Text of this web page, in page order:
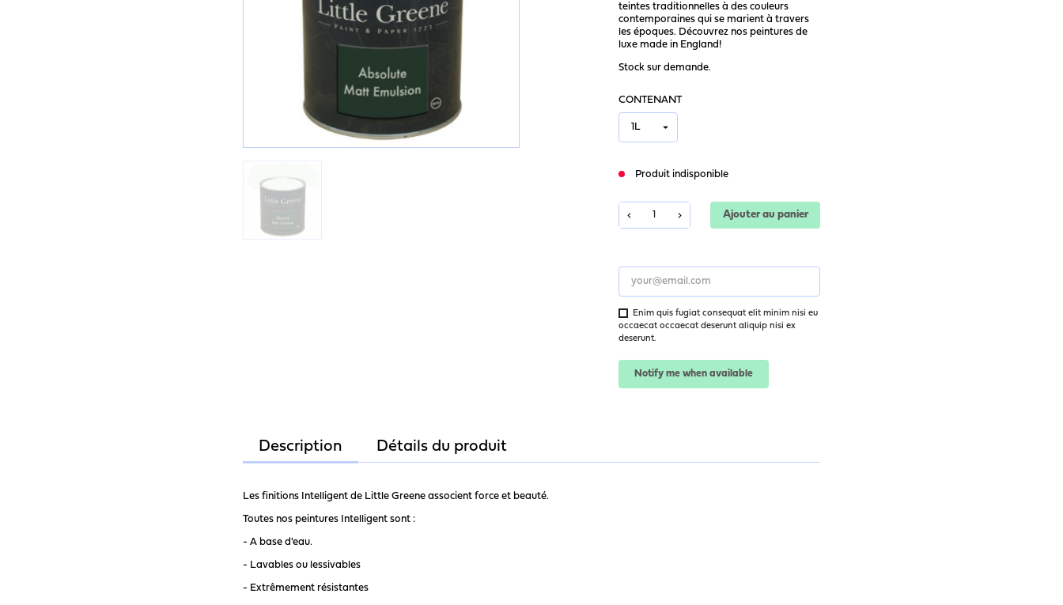
teintes traditionnelles à des couleurs
contemporaines qui se marient à travers
les époques. Découvrez nos peintures de
luxe made in England!
Stock sur demande.
CONTENANT
Produit indisponible
Ajouter au panier
Enim quis fugiat consequat elit minim nisi eu
occaecat occaecat deserunt aliquip nisi ex
deserunt.
Notify me when available
Description Détails du produit
Les finitions Intelligent de Little Greene associent force et beauté.
Toutes nos peintures Intelligent sont :
- A base d'eau.
- Lavables ou lessivables
- Extrêmement résistantes